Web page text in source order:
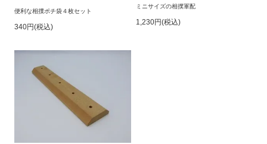
便利な相撲ポチ袋４枚セット
340円(税込)
ミニサイズの相撲軍配
1,230円(税込)